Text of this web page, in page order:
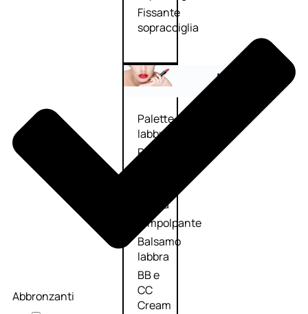
Fissante
sopracciglia
Labbra
Palette
labbra
Rossetto
labbra
Rimpolpante
Balsamo
labbra
BB e
CC
Cream
Abbronzanti